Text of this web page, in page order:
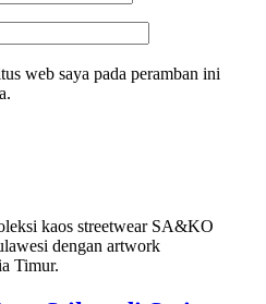
web saya pada peramban ini